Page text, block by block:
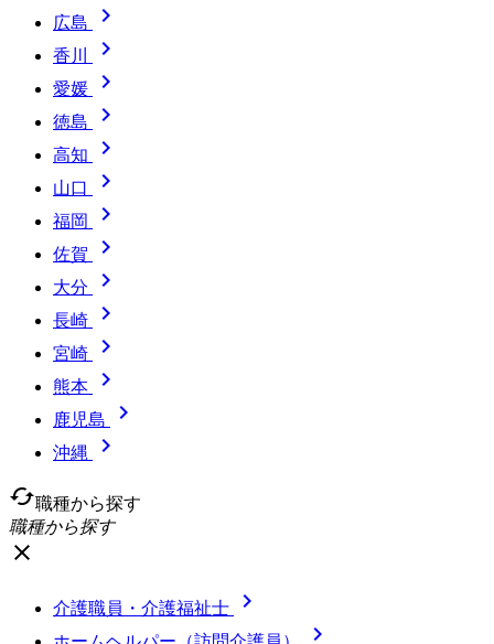
広島 
香川 
愛媛 
徳島 
高知 
山口 
福岡 
佐賀 
大分 
長崎 
宮崎 
熊本 
鹿児島 
沖縄

cached職種から探す
職種から探す
close
介護職員・介護福祉士 
